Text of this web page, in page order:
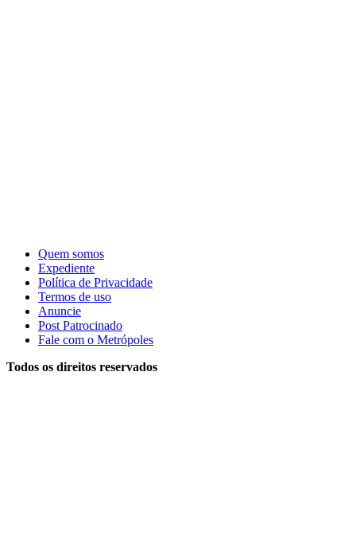
Quem somos
Expediente
Política de Privacidade
Termos de uso
Anuncie
Post Patrocinado
Fale com o Metrópoles
Todos os direitos reservados